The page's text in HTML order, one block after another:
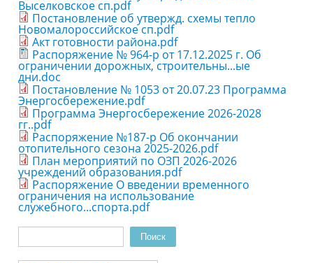
Выселковское сп.pdf
Постановление об утвержд. схемы тепло
Новомалороссийское сп.pdf
Акт готовности района.pdf
Распоряжение № 964-р от 17.12.2025 г. Об
ограничении дорожных, строительны...ые
дни.doc
Постановление № 1053 от 20.07.23 Программа
Энергосбережение.pdf
Программа Энергосбережение 2026-2028
гг..pdf
Распоряжение №187-р Об окончании
отопительного сезона 2025-2026.pdf
План мероприятий по ОЗП 2026-2026
учреждений образования.pdf
Распоряжение О введении временного
ограничения на использование
служебного...спорта.pdf
Поиск